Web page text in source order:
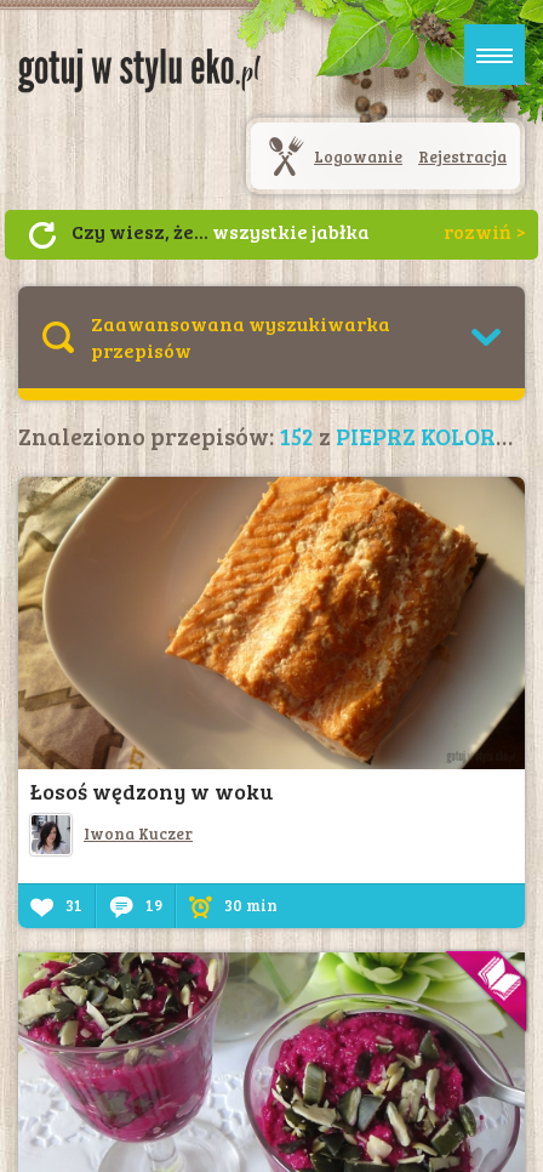
Logowanie Rejestracja
Czy wiesz, że... wszystkie jabłka
ciemnieją po przekrojeniu, ale tempo
tego procesu różni się w zależności od
enzymatycznego brązowienia, skrop
owoc sokiem z cytryny albo posyp
cukrem.
Zaawansowana wyszukiwarka
przepisów
Znaleziono przepisów:152 z PIEPRZ KOLOROWY ZIARNISTY BIO - DARY NATURY
Łosoś wędzony w woku
Iwona Kuczer
31 19 30 min